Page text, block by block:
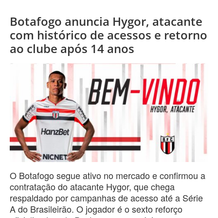
Botafogo anuncia Hygor, atacante
com histórico de acessos e retorno
ao clube após 14 anos
O Botafogo segue ativo no mercado e confirmou a
contratação do atacante Hygor, que chega
respaldado por campanhas de acesso até a Série
A do Brasileirão. O jogador é o sexto reforço